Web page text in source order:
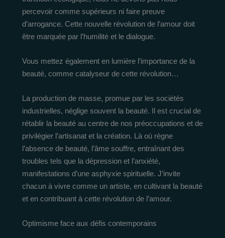
percevoir comme supérieurs ni faire preuve
d’arrogance. Cette nouvelle révolution de l’amour doit
être marquée par l’humilité et le dialogue.
Vous mettez également en lumière l’importance de la
beauté, comme catalyseur de cette révolution…
La production de masse, promue par les sociétés
industrielles, néglige souvent la beauté. Il est crucial de
rétablir la beauté au centre de nos préoccupations et de
privilégier l’artisanat et la création. Là où règne
l’absence de beauté, l’âme souffre, entraînant des
troubles tels que la dépression et l’anxiété,
manifestations d’une asphyxie spirituelle. J’invite
chacun à vivre comme un artiste, en cultivant la beauté
et en contribuant à cette révolution de l’amour.
Optimisme face aux défis contemporains